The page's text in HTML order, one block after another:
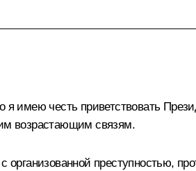
имею честь приветствовать
возрастающим связям.
преступностью,